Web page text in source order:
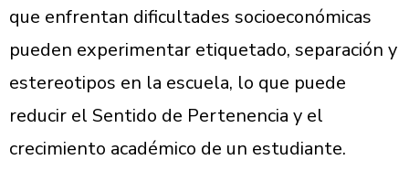
que enfrentan dificultades socioeconómicas
pueden experimentar etiquetado, separación y
estereotipos en la escuela, lo que puede
reducir el Sentido de Pertenencia y el
crecimiento académico de un estudiante.